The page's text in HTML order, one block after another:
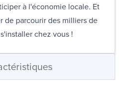
à l'économie locale. Et
de parcourir des milliers de
chez vous !